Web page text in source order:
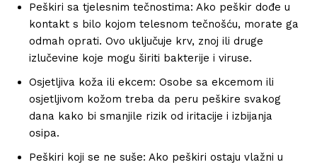
Peškiri sa tjelesnim tečnostima: Ako peškir dođe u
kontakt s bilo kojom telesnom tečnošću, morate ga
odmah oprati. Ovo uključuje krv, znoj ili druge
izlučevine koje mogu širiti bakterije i viruse.
Osjetljiva koža ili ekcem: Osobe sa ekcemom ili
osjetljivom kožom treba da peru peškire svakog
dana kako bi smanjile rizik od iritacije i izbijanja
osipa.
Peškiri koji se ne suše: Ako peškiri ostaju vlažni u